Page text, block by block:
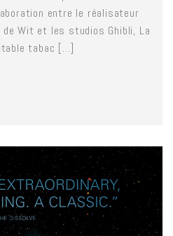
entre le réalisateur
de Wit et les studios Ghibli, La
tabac [...]